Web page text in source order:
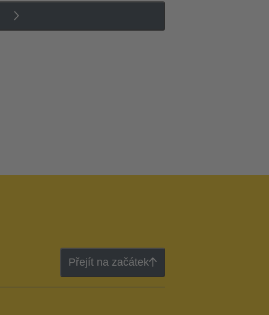
Přejít na začátek